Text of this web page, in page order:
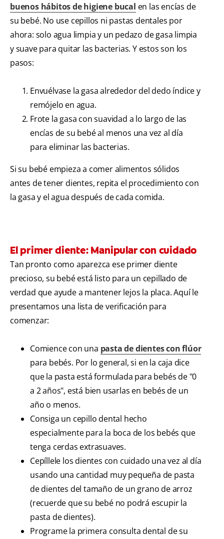
buenos hábitos de higiene bucal en las encías de
su bebé. No use cepillos ni pastas dentales por
ahora: solo agua limpia y un pedazo de gasa limpia
y suave para quitar las bacterias. Y estos son los
pasos:
Envuélvase la gasa alrededor del dedo índice y
remójelo en agua.
Frote la gasa con suavidad a lo largo de las
encías de su bebé al menos una vez al día
para eliminar las bacterias.
Si su bebé empieza a comer alimentos sólidos
antes de tener dientes, repita el procedimiento con
la gasa y el agua después de cada comida.
El primer diente: Manipular con cuidado
Tan pronto como aparezca ese primer diente
precioso, su bebé está listo para un cepillado de
verdad que ayude a mantener lejos la placa. Aquí le
presentamos una lista de verificación para
comenzar:
Comience con una pasta de dientes con flúor
para bebés. Por lo general, si en la caja dice
que la pasta está formulada para bebés de "0
a 2 años", está bien usarlas en bebés de un
año o menos.
Consiga un cepillo dental hecho
especialmente para la boca de los bebés que
tenga cerdas extrasuaves.
Cepíllele los dientes con cuidado una vez al día
usando una cantidad muy pequeña de pasta
de dientes del tamaño de un grano de arroz
(recuerde que su bebé no podrá escupir la
pasta de dientes).
Programe la primera consulta dental de su